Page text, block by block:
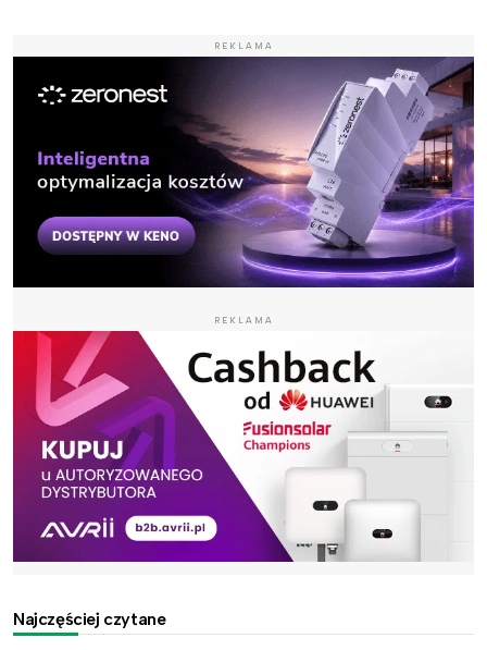
REKLAMA
REKLAMA
Najczęściej czytane